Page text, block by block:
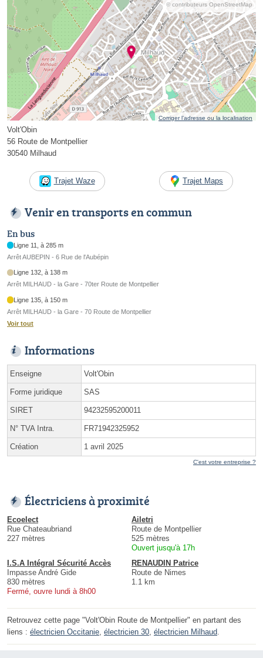
© contributeurs OpenStreetMap
Corriger l’adresse ou la localisation
Volt'Obin
56 Route de Montpellier
30540 Milhaud
Trajet Waze Trajet Maps
Venir en transports en commun
En bus
Ligne 11, à 285 m
Arrêt AUBEPIN - 6 Rue de l'Aubépin
Ligne 132, à 138 m
Arrêt MILHAUD - la Gare - 70ter Route de Montpellier
Ligne 135, à 150 m
Arrêt MILHAUD - la Gare - 70 Route de Montpellier
Voir tout
Informations
Enseigne Volt'Obin
Forme juridique SAS
SIRET 94232595200011
N° TVA Intra. FR71942325952
Création 1 avril 2025
C'est votre entreprise ?
Électriciens à proximité
Ecoelect
Rue Chateaubriand
227 mètres
Ailetri
Route de Montpellier
525 mètres
Ouvert jusqu'à 17h
I.S.A Intégral Sécurité Accès
Impasse André Gide
830 mètres
Fermé, ouvre lundi à 8h00
RENAUDIN Patrice
Route de Nimes
1.1 km
Retrouvez cette page "Volt'Obin Route de Montpellier" en partant des
liens : électricien Occitanie électricien 30 électricien Milhaud